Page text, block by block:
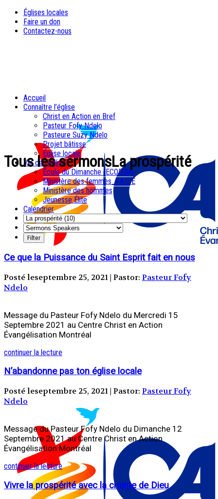
Églises locales
Faire un don
Contactez-nous
Accueil
Connaître l’église
Christ en Action en Bref
Pasteur Fofy Ndelo
Pasteure Suzy Ndelo
Projet bâtisse
Église locale
Vie de l’église
École du Dimanche (ECODIM)
Ministère des femmes_F.A.C.E
Ministère des hommes
Jeunesse Élite
Calendrier
Sermons
Tous les sermonsLa prospérité
Ce que la Puissance du Saint Esprit fait en nous
Posté leseptembre 25, 2021 | Pastor: Pasteur Fofy
Ndelo
Message du Pasteur Fofy Ndelo du Mercredi 15
Septembre 2021 au Centre Christ en Action
Évangélisation Montréal
continuer la lecture
N’abandonne pas ton église locale
Posté leseptembre 25, 2021 | Pastor: Pasteur Fofy
Ndelo
Message du Pasteur Fofy Ndelo du Dimanche 12
Septembre 2021 au Centre Christ en Action
Évangélisation Montréal
continuer la lecture
Vivre la prospérité avec la crainte de Dieu